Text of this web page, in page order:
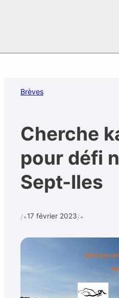
Brèves
Cherche
pour défi
Sept-Iles
/•17 février 2023/•